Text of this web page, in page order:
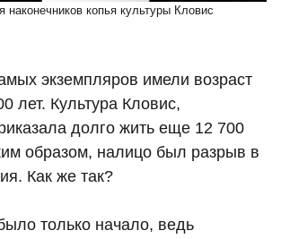
наконечников копья культуры Кловис
экземпляров имели возраст
лет. Культура Кловис,
долго жить еще 12 700
образом, налицо был разрыв в
Как же так?
только начало, ведь